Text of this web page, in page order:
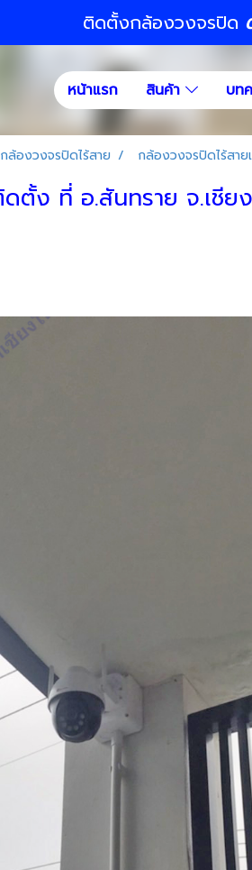
ติดตั้งกล้องวงจรปิด
หน้าแรก สินค้า บท
กล้องวงจรปิดไร้สาย กล้องวงจรปิดไร้สา
ตั้ง ที่ อ.สันทราย จ.เชีย